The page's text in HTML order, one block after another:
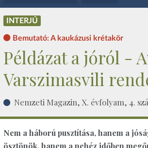
INTERJÚ
Bemutató: A kaukázusi krétakör
Példázat a jóról -
Varszimasvili
Nemzeti Magazin, X. évfolyam, 4.
Nem a háború pusztítása, hanem a
ösztönök, hanem a nehéz időben